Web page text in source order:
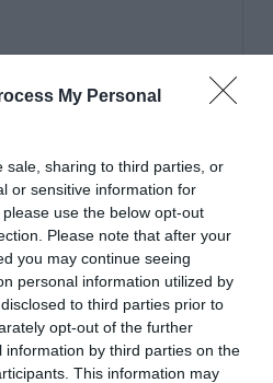
My Personal
sale, sharing to third parties, or
or sensitive information for
use the below opt-out
Please note that after your
you may continue seeing
personal information utilized by
to third parties prior to
opt-out of the further
by third parties on the
This information may